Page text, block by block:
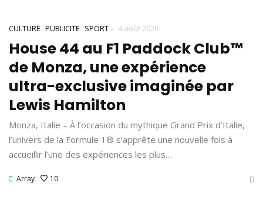
CULTURE PUBLICITE SPORT - 4 août 2026
House 44 au F1 Paddock Club™
de Monza, une expérience
ultra-exclusive imaginée par
Lewis Hamilton
Monza, Italie – À l’occasion du mythique Grand Prix d’Italie,
l’univers de la Formule 1® s’apprête une nouvelle fois à
accueillir l’une des expériences les plus…
Array 10